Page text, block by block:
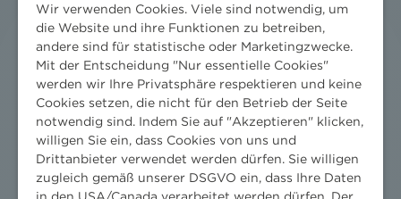
25. März 2019 News /News aktuell / 2019
Studierende aus ganz Österreich simulieren ein
Skigebietserweiterungsprojekt der Leoganger
Bergbahnen GmbH
18. Oktober 2023, 07:00-15:00
Wir verwenden Cookies. Viele sind notwendig, um
die Website und ihre Funktionen zu betreiben,
andere sind für statistische oder Marketingzwecke.
Mit der Entscheidung "Nur essentielle Cookies"
werden wir Ihre Privatsphäre respektieren und keine
Cookies setzen, die nicht für den Betrieb der Seite
notwendig sind. Indem Sie auf "Akzeptieren" klicken,
willigen Sie ein, dass Cookies von uns und
Drittanbieter verwendet werden dürfen. Sie willigen
zugleich gemäß unserer DSGVO ein, dass Ihre Daten
in den USA/Canada verarbeitet werden dürfen. Der